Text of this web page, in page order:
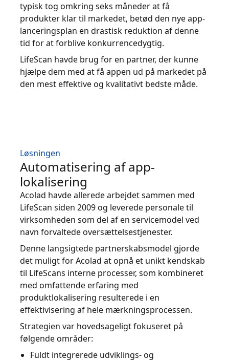
typisk tog omkring seks måneder at få
produkter klar til markedet, betød den nye app-
lanceringsplan en drastisk reduktion af denne
tid for at forblive konkurrencedygtig.
LifeScan havde brug for en partner, der kunne
hjælpe dem med at få appen ud på markedet på
den mest effektive og kvalitativt bedste måde.
Løsningen
Automatisering af app-
lokalisering
Acolad havde allerede arbejdet sammen med
LifeScan siden 2009 og leverede personale til
virksomheden som del af en servicemodel ved
navn forvaltede oversættelsestjenester.
Denne langsigtede partnerskabsmodel gjorde
det muligt for Acolad at opnå et unikt kendskab
til LifeScans interne processer, som kombineret
med omfattende erfaring med
produktlokalisering resulterede i en
effektivisering af hele mærkningsprocessen.
Strategien var hovedsageligt fokuseret på
følgende områder:
Fuldt integrerede udviklings- og